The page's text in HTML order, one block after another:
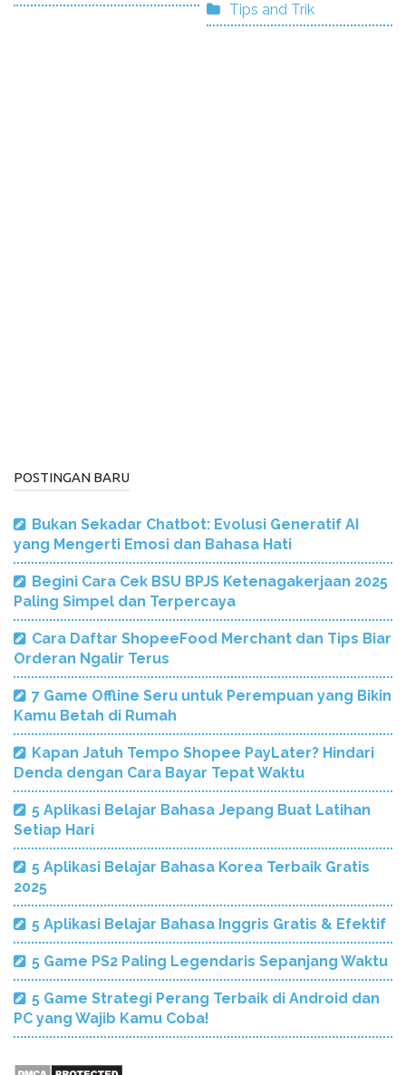
Tips and Trik
POSTINGAN BARU
Bukan Sekadar Chatbot: Evolusi Generatif AI
yang Mengerti Emosi dan Bahasa Hati
Begini Cara Cek BSU BPJS Ketenagakerjaan 2025
Paling Simpel dan Terpercaya
Cara Daftar ShopeeFood Merchant dan Tips Biar
Orderan Ngalir Terus
7 Game Offline Seru untuk Perempuan yang Bikin
Kamu Betah di Rumah
Kapan Jatuh Tempo Shopee PayLater? Hindari
Denda dengan Cara Bayar Tepat Waktu
5 Aplikasi Belajar Bahasa Jepang Buat Latihan
Setiap Hari
5 Aplikasi Belajar Bahasa Korea Terbaik Gratis
2025
5 Aplikasi Belajar Bahasa Inggris Gratis & Efektif
5 Game PS2 Paling Legendaris Sepanjang Waktu
5 Game Strategi Perang Terbaik di Android dan
PC yang Wajib Kamu Coba!